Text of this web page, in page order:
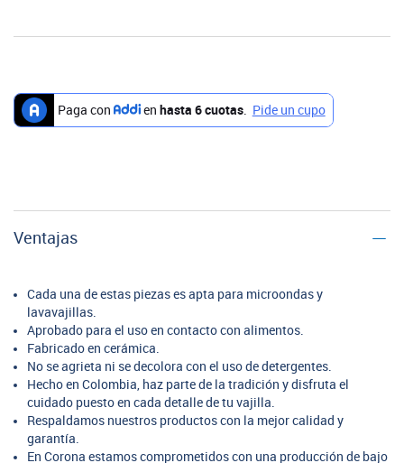
Ventajas
Cada una de estas piezas es apta para microondas y
lavavajillas.
Aprobado para el uso en contacto con alimentos.
Fabricado en cerámica.
No se agrieta ni se decolora con el uso de detergentes.
Hecho en Colombia, haz parte de la tradición y disfruta el
cuidado puesto en cada detalle de tu vajilla.
Respaldamos nuestros productos con la mejor calidad y
garantía.
En Corona estamos comprometidos con una producción de bajo